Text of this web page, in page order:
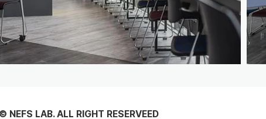
LAB. ALL RIGHT RESERVEED